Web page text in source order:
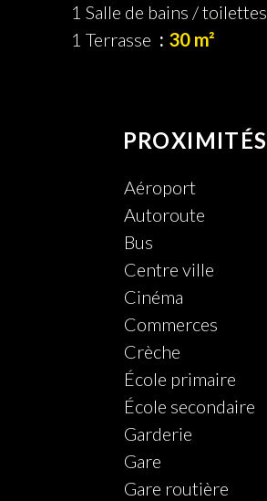
1 Salle de bains / toilettes
1 Terrasse
30 m²
PROXIMITÉS
Aéroport
Autoroute
Bus
Centre ville
Cinéma
Commerces
Crèche
École primaire
École secondaire
Garderie
Gare
Gare routière